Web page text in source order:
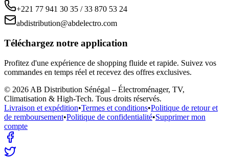
+221 77 941 30 35 / 33 870 53 24
abdistribution@abdelectro.com
Téléchargez notre application
Profitez d'une expérience de shopping fluide et rapide. Suivez vos
commandes en temps réel et recevez des offres exclusives.
© 2026 AB Distribution Sénégal – Électroménager, TV,
Climatisation & High-Tech. Tous droits réservés.
Livraison et expédition•Termes et conditions•Politique de retour et
de remboursement•Politique de confidentialité•Supprimer mon
compte